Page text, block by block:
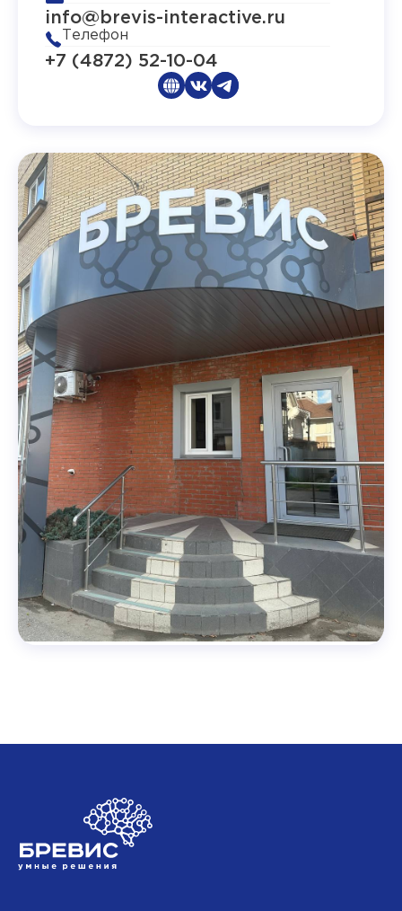
info@brevis-interactive.ru
Телефон
+7 (4872) 52-10-04